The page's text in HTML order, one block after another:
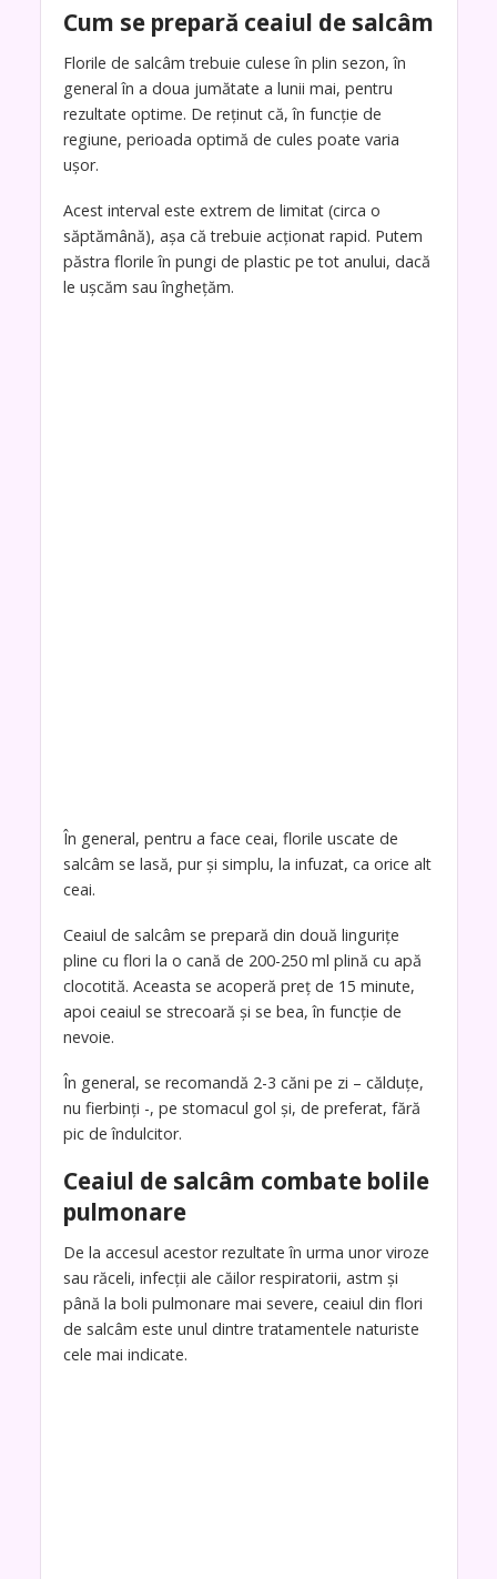
Cum se prepară ceaiul de salcâm
Florile de salcâm trebuie culese în plin sezon, în
general în a doua jumătate a lunii mai, pentru
rezultate optime. De reținut că, în funcție de
regiune, perioada optimă de cules poate varia
ușor.
Acest interval este extrem de limitat (circa o
săptămână), așa că trebuie acționat rapid. Putem
păstra florile în pungi de plastic pe tot anului, dacă
le ușcăm sau înghețăm.
În general, pentru a face ceai, florile uscate de
salcâm se lasă, pur și simplu, la infuzat, ca orice alt
ceai.
Ceaiul de salcâm se prepară din două lingurițe
pline cu flori la o cană de 200-250 ml plină cu apă
clocotită. Aceasta se acoperă preț de 15 minute,
apoi ceaiul se strecoară și se bea, în funcție de
nevoie.
În general, se recomandă 2-3 căni pe zi – călduțe,
nu fierbinți -, pe stomacul gol și, de preferat, fără
pic de îndulcitor.
Ceaiul de salcâm combate bolile
pulmonare
De la accesul acestor rezultate în urma unor viroze
sau răceli, infecții ale căilor respiratorii, astm și
până la boli pulmonare mai severe, ceaiul din flori
de salcâm este unul dintre tratamentele naturiste
cele mai indicate.